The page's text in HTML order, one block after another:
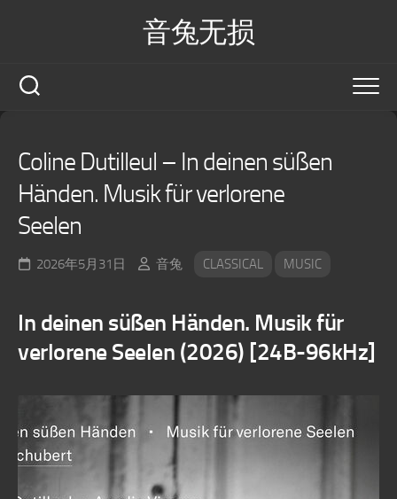
音兔无损
Coline Dutilleul – In deinen süßen
Händen. Musik für verlorene
Seelen
2026年5月31日 音兔 CLASSICAL MUSIC
In deinen süßen Händen. Musik für
verlorene Seelen (2026) [24B-96kHz]